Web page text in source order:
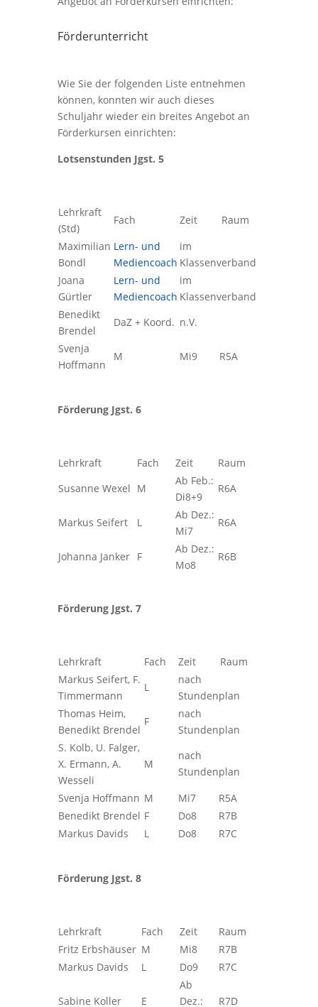
Förderunterricht
Wie Sie der folgenden Liste entnehmen
können, konnten wir auch dieses
Schuljahr wieder ein breites Angebot an
Förderkursen einrichten:
Lotsenstunden Jgst. 5
Lehrkraft
(Std)
Fach Zeit
Raum
Maximilian
Bondl
Lern- und
Mediencoach
im
Klassenverband
Joana
Gürtler
Lern- und
Mediencoach
im
Klassenverband
Benedikt
Brendel
DaZ + Koord. n.V.
Svenja
Hoffmann
M Mi9 R5A
Förderung Jgst. 6
Lehrkraft Fach Zeit
Raum
Susanne Wexel M
Ab Feb.:
Di8+9
R6A
Markus Seifert L
Ab Dez.:
Mi7
R6A
Johanna Janker F
Ab Dez.:
Mo8
R6B
Förderung Jgst. 7
Lehrkraft Fach Zeit
Raum
Markus Seifert, F.
Timmermann
L
nach
Stundenplan
Thomas Heim,
Benedikt Brendel
F
nach
Stundenplan
S. Kolb, U. Falger,
X. Ermann, A.
Wesseli
M
nach
Stundenplan
Svenja Hoffmann M Mi7
R5A
Benedikt Brendel F Do8
R7B
Markus Davids
L Do8 R7C
Förderung Jgst. 8
Lehrkraft Fach Zeit
Raum
Fritz Erbshäuser M Mi8
R7B
Markus Davids
L Do9 R7C
Sabine Koller E
Ab
Dez.:
R7D